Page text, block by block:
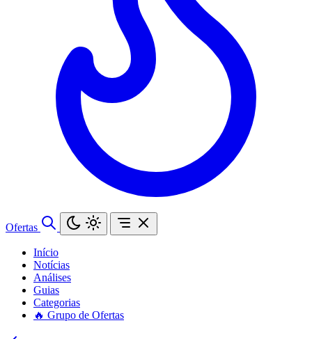
Ofertas
Início
Notícias
Análises
Guias
Categorias
🔥 Grupo de Ofertas